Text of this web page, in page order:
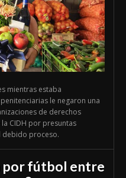
mientras estaba
le negaron una
de derechos
CIDH por presuntas
debido proceso.
por fútbol entre